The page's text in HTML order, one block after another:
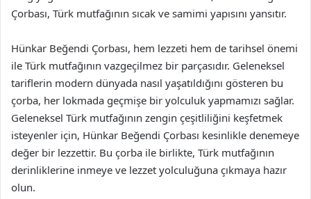
Çorbası, Türk mutfağının sıcak ve samimi yapısını yansıtır.
Hünkar Beğendi Çorbası, hem lezzeti hem de tarihsel önemi
ile Türk mutfağının vazgeçilmez bir parçasıdır. Geleneksel
tariflerin modern dünyada nasıl yaşatıldığını gösteren bu
çorba, her lokmada geçmişe bir yolculuk yapmamızı sağlar.
Geleneksel Türk mutfağının zengin çeşitliliğini keşfetmek
isteyenler için, Hünkar Beğendi Çorbası kesinlikle denemeye
değer bir lezzettir. Bu çorba ile birlikte, Türk mutfağının
derinliklerine inmeye ve lezzet yolculuğuna çıkmaya hazır
olun.